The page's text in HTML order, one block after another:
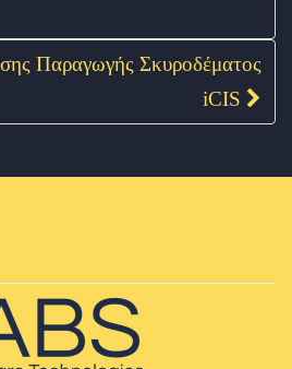
Παραγωγής Σκυροδέματος
iCIS